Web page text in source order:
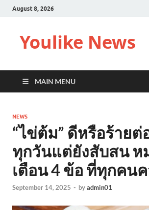
August 8, 2026
Youlike News
MAIN MENU
NEWS
“ไข่ต้ม” ดีหรือร้ายต่
ทุกวันแต่ยังสับสน ห
เตือน 4 ข้อ ที่ทุกคน
September 14, 2025 - byadmin01